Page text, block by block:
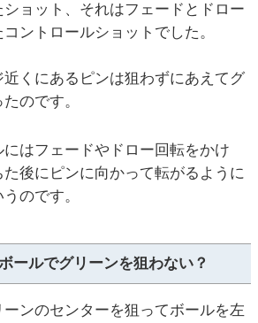
ョット、それはフェードとドロー
ントロールショットでした。
くにあるピンは狙わずにあえてグ
のです。
はフェードやドロー回転をかけ
後にピンに向かって転がるように
のです。
ールでグリーンを狙わない？
ンのセンターを狙ってボールを左